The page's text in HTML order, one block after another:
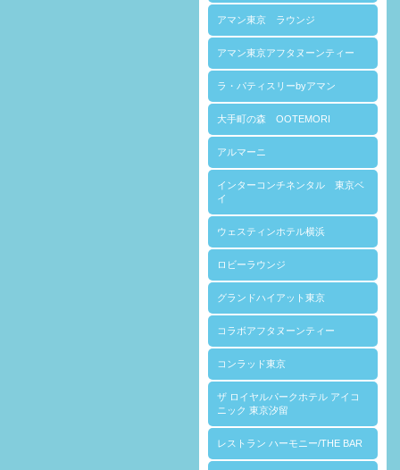
アマン東京 ラウンジ
アマン東京アフタヌーンティー
ラ・パティスリーbyアマン
大手町の森 OOTEMORI
アルマーニ
インターコンチネンタル 東京ベ
イ
ウェスティンホテル横浜
ロビーラウンジ
グランドハイアット東京
コラボアフタヌーンティー
コンラッド東京
ザ ロイヤルパークホテル アイコ
ニック 東京汐留
レストラン ハーモニー/THE BAR